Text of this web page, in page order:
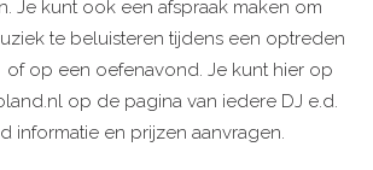
Je kunt ook een afspraak maken om
te beluisteren tijdens een optreden
op een oefenavond. Je kunt hier op
op de pagina van iedere DJ e.d.
informatie en prijzen aanvragen.